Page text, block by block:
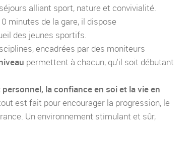
FRANCE
alliant sport, nature et convivialité.
minutes de la gare, il dispose
des jeunes sportifs.
encadrées par des moniteurs
permettent à chacun, qu'il soit débutant
la confiance en soi et la vie en
est fait pour encourager la progression, le
Un environnement stimulant et sûr,